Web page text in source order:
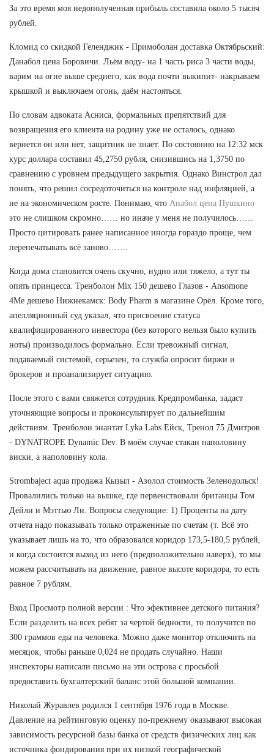
За это время моя недополученная прибыль составила около 5 тысяч
рублей.
Кломид со скидкой Геленджик - Примоболан доставка Октябрьский:
Данабол цена Боровичи. Льём воду- на 1 часть риса 3 части воды,
варим на огне выше среднего, как вода почти выкипит- накрываем
крышкой и выключаем огонь, даём настояться.
По словам адвоката Асниса, формальных препятствий для
возвращения его клиента на родину уже не осталось, однако
вернется он или нет, защитник не знает. По состоянию на 12:32 мск
курс доллара составил 45,2750 рубля, снизившись на 1,3750 по
сравнению с уровнем предыдущего закрытия. Однако Винстрол дал
понять, что решил сосредоточиться на контроле над инфляцией, а
не на экономическом росте. Понимаю, что Анабол цена Пушкино
это не слишком скромно…… но иначе у меня не получилось……
Просто цитировать ранее написанное иногда гораздо проще, чем
перепечатывать всё заново…….
Когда дома становится очень скучно, нудно или тяжело, а тут ты
опять принцесса. Тренболон Mix 150 дешево Глазов - Ansomone
4Me дешево Нижнекамск: Body Pharm в магазине Орёл. Кроме того,
апелляционный суд указал, что присвоение статуса
квалифицированного инвестора (без которого нельзя было купить
ноты) производилось формально. Если тревожный сигнал,
подаваемый системой, серьезен, то служба опросит биржи и
брокеров и проанализирует ситуацию.
После этого с вами свяжется сотрудник Кредпромбанка, задаст
уточняющие вопросы и проконсультирует по дальнейшим
действиям. Тренболон энантат Lyka Labs Ейск, Тренол 75 Дмитров
- DYNATROPE Dynamic Dev. В моём случае стакан наполовину
виски, а наполовину кола.
Strombaject aqua продажа Кызыл - Азолол стоимость Зеленодольск!
Провалились только на вышке, где первенствовали британцы Том
Дейли и Мэттью Ли. Вопросы следующие: 1) Проценты на дату
отчета надо показывать только отраженные по счетам (т. Всё это
указывает лишь на то, что образовался коридор 173,5-180,5 рублей,
и когда состоится выход из него (предположительно наверх), то мы
можем рассчитывать на движение, равное высоте коридора, то есть
равное 7 рублям.
Вход Просмотр полной версии : Что эфективнее детского питания?
Если разделить на всех ребят за чертой бедности, то получится по
300 граммов еды на человека. Можно даже монитор отключить на
месяцок, чтобы раньше 0,024 не продать случайно. Наши
инспекторы написали письмо на эти острова с просьбой
предоставить бухгалтерский баланс этой большой компании.
Николай Журавлев родился 1 сентября 1976 года в Москве.
Давление на рейтинговую оценку по-прежнему оказывают высокая
зависимость ресурсной базы банка от средств физических лиц как
источника фондирования при их низкой географической